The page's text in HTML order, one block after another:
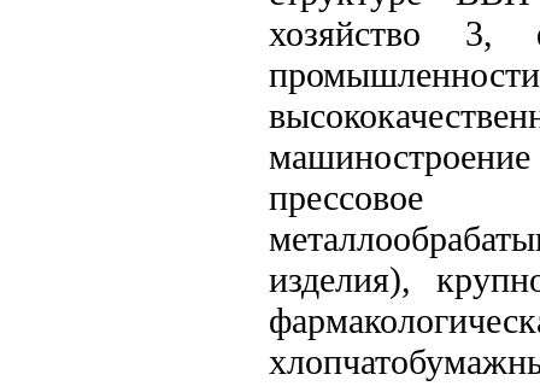
хозяйство
прессовое
изделия),